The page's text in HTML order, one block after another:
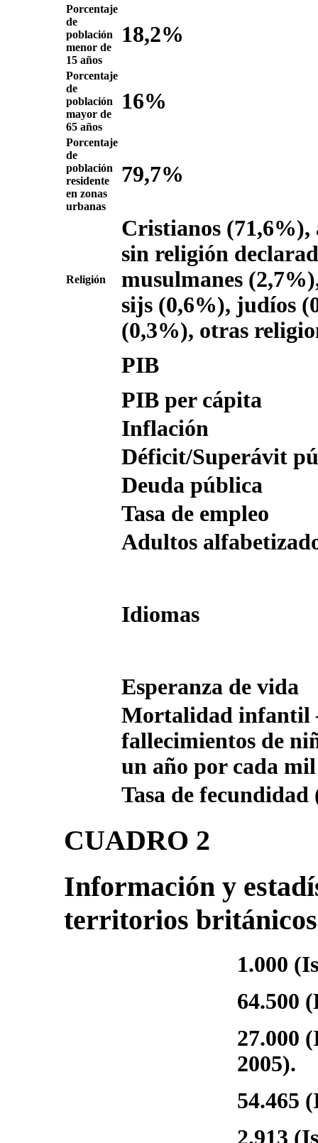
Porcentaje
de
población
menor de
15 años
18,2%
Porcentaje
de
población
mayor de
65 años
16%
Porcentaje
de
población
residente
en zonas
urbanas
79,7%
Religión
Cristianos (71,6%),
sin religión
musulmanes
sijs (0,6%), judíos
(0,3%), otras
PIB
PIB per cápita
Inflación
Déficit/Superávit
Deuda pública
Tasa de empleo
Adultos
Idiomas
Esperanza de vida
Mortalidad infantil
fallecimientos de
un año por cada
Tasa de
CUADRO 2
Información y
territorios
1.000
64.500
27.000
2005).
54.465
2.913